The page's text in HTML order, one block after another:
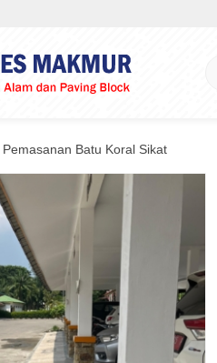
Pemasanan Batu Koral Sikat